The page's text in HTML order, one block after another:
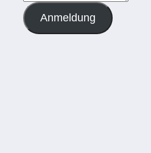
Anmeldung